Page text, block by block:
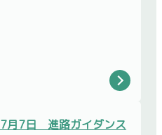
7月7日 進路ガイダンス